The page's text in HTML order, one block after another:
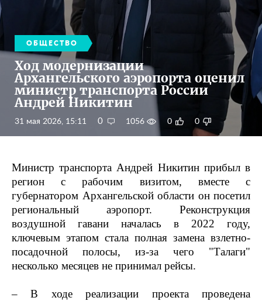
ОБЩЕСТВО
Ход модернизации
Архангельского аэропорта оценил
министр транспорта России
Андрей Никитин
31 мая 2026, 15:11 0 1056 0 0
Министр транспорта Андрей Никитин прибыл в
регион с рабочим визитом, вместе с
губернатором Архангельской области он посетил
региональный аэропорт. Реконструкция
воздушной гавани началась в 2022 году,
ключевым этапом стала полная замена взлетно-
посадочной полосы, из-за чего "Талаги"
несколько месяцев не принимал рейсы.
– В ходе реализации проекта проведена